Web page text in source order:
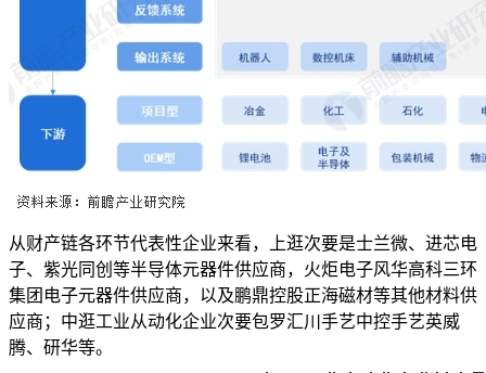
从财产链各环节代表性企业来看，上逛次要是士兰微、进芯电
子、紫光同创等半导体元器件供应商，火炬电子风华高科三环
集团电子元器件供应商，以及鹏鼎控股正海磁材等其他材料供
应商；中逛工业从动化企业次要包罗汇川手艺中控手艺英威
腾、研华等。